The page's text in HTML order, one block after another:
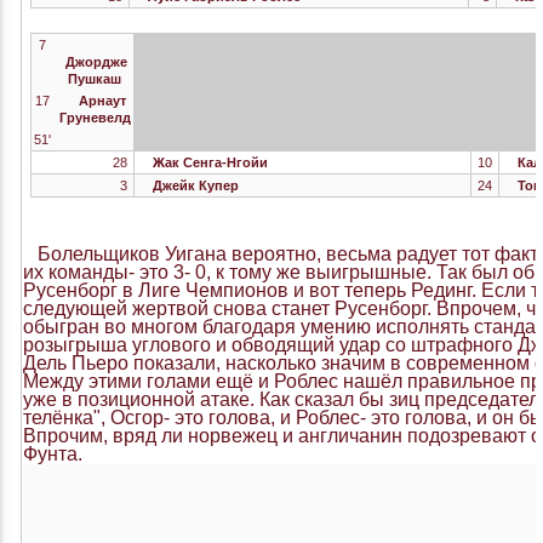
7
Джордже
Пушкаш
17
Арнаут
Груневелд
51'
28
Жак Сенга-Нгойи 10
3
Джейк Купер 24
Болельщиков Уигана вероятно, весьма радует тот
их команды- это 3- 0, к тому же выигрышные. Так был
Русенборг в Лиге Чемпионов и вот теперь Рединг. Если
следующей жертвой снова станет Русенборг. Впрочем,
обыгран во многом благодаря умению исполнять
розыгрыша углового и обводящий удар со штрафного
Дель Пьеро показали, насколько значим в современном
Между этими голами ещё и Роблес нашёл правильное
уже в позиционной атаке. Как сказал бы зиц
телёнка", Осгор- это голова, и Роблес- это голова, и он
Впрочим, вряд ли норвежец и англичанин подозревают
Фунта.